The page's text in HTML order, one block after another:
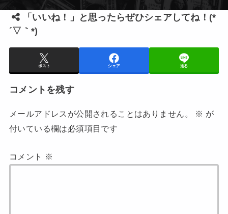
「いいね！」と思ったらぜひシェアしてね！(*
´▽｀*)
ポスト シェア 送る
コメントを残す
メールアドレスが公開されることはありません。 ※ が
付いている欄は必須項目です
コメント ※